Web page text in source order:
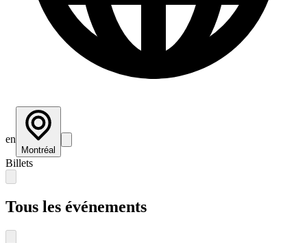
en
Montréal
Billets
Tous les événements